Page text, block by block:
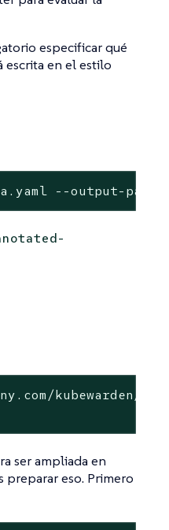
especificar qué
escrita en el estilo
--output-path
kubewarden/
ser ampliada en
preparar eso. Primero